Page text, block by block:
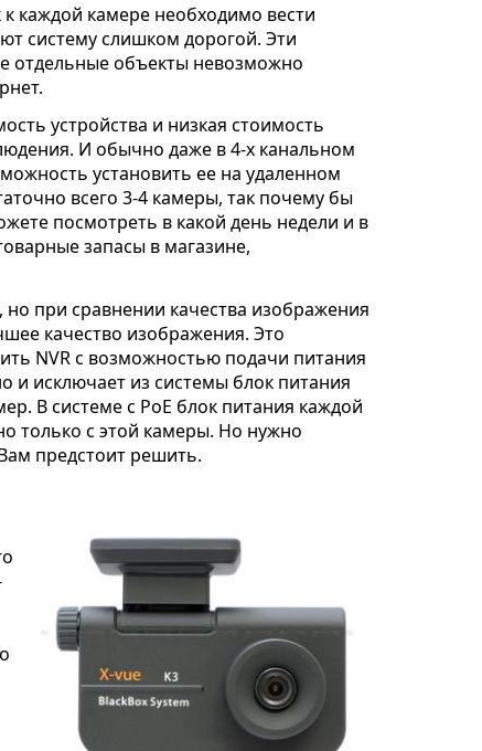
каждой камере необходимо вести
систему слишком дорогой. Эти
отдельные объекты невозможно
устройства и низкая стоимость
И обычно даже в 4-х канальном
установить ее на удаленном
всего 3-4 камеры, так почему бы
посмотреть в какой день недели и в
запасы в магазине,
но при сравнении качества изображения
качество изображения. Это
NVR с возможностью подачи питания
и исключает из системы блок питания
В системе с PoE блок питания каждой
только с этой камеры. Но нужно
предстоит решить.